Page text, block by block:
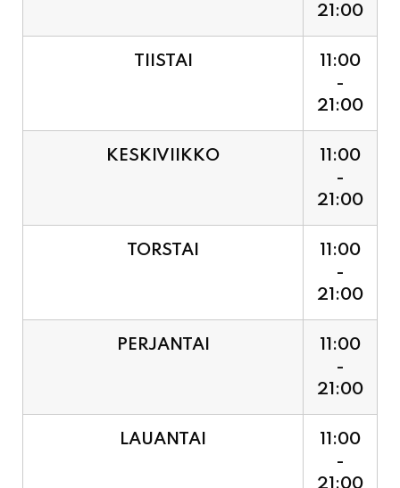
-
21:00
11:00
-
21:00
11:00
-
21:00
11:00
-
21:00
11:00
-
21:00
11:00